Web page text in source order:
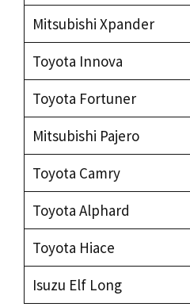
Mitsubishi Xpander
Toyota Innova
Toyota Fortuner
Mitsubishi Pajero
Toyota Camry
Toyota Alphard
Toyota Hiace
Isuzu Elf Long